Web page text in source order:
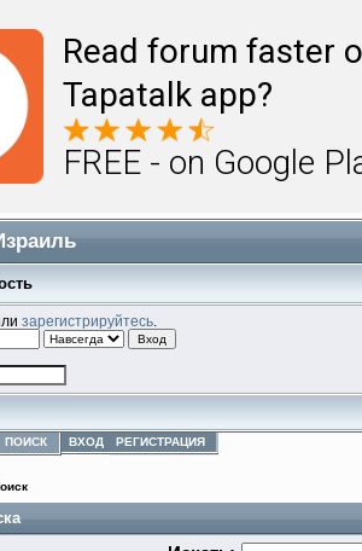
Read forum faster
Tapatalk app?
FREE - on Google
зарегистрируйтесь
ПОИСК ВХОД РЕГИСТРАЦИЯ